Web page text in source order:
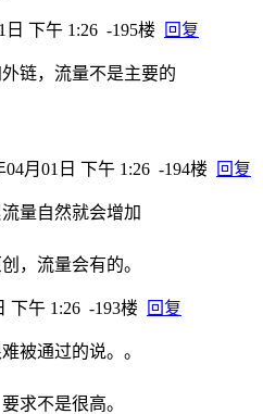
日 下午 1:26 -195楼 回复
链，流量不是主要的
04月01日 下午 1:26 -194楼 回复
量自然就会增加
，流量会有的。
下午 1:26 -193楼 回复
被通过的说。。
求不是很高。